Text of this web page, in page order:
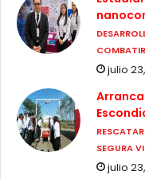
julio
SEGURA
julio